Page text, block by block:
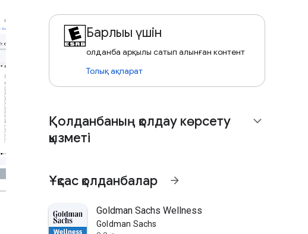
Барлығы үшін
Қолданба арқылы сатып алынған контент
Толық ақпарат
Қолданбаның қолдау көрсету
қызметі
expand_more
Ұқсас қолданбалар arrow_forward
Goldman Sachs Wellness
Goldman Sachs